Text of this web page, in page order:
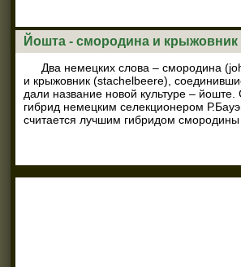
Йошта - смородина и крыжовник
Два немецких слова – смородина
и крыжовник (stachelbeere),
дали название новой культуре – йоште.
гибрид немецким селекционером
считается лучшим гибридом